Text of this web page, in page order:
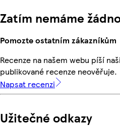
Zatím nemáme
Pomozte ostatním zákazníkům
Recenze na našem webu píší
publikované recenze neověřuje.
Napsat recenzi
Užitečné odkazy